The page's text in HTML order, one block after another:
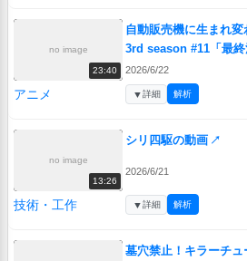
no image
23:40
自動販売機に生まれ
3rd season #11「最終
2026/6/22
アニメ ▼詳細 解析
no image
13:26
シリ四駆の動画 ↗
2026/6/21
技術・工作 ▼詳細 解析
墓穴禁止！キラーチ